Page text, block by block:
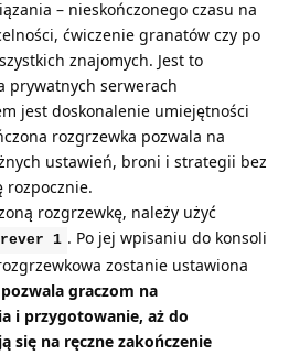
– nieskończonego czasu na
ćwiczenie granatów czy po
znajomych. Jest to
prywatnych serwerach
jest doskonalenie umiejętności
rozgrzewka pozwala na
ustawień, broni i strategii bez
rozpocznie.
rozgrzewkę, należy użyć
1 . Po jej wpisaniu do konsoli
zostanie ustawiona
graczom na
i przygotowanie, aż do
się na ręczne zakończenie